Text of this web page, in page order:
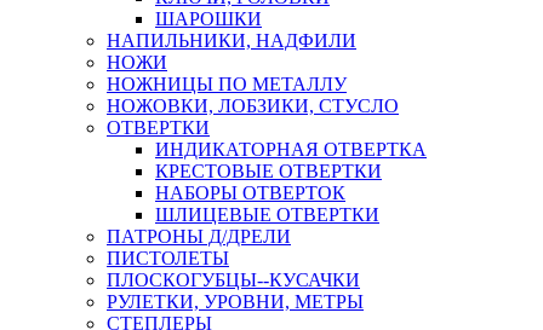
ШАРОШКИ
НАПИЛЬНИКИ, НАДФИЛИ
НОЖИ
НОЖНИЦЫ ПО МЕТАЛЛУ
НОЖОВКИ, ЛОБЗИКИ, СТУСЛО
ОТВЕРТКИ
ИНДИКАТОРНАЯ ОТВЕРТКА
КРЕСТОВЫЕ ОТВЕРТКИ
НАБОРЫ ОТВЕРТОК
ШЛИЦЕВЫЕ ОТВЕРТКИ
ПАТРОНЫ Д/ДРЕЛИ
ПИСТОЛЕТЫ
ПЛОСКОГУБЦЫ--КУСАЧКИ
РУЛЕТКИ, УРОВНИ, МЕТРЫ
СТЕПЛЕРЫ